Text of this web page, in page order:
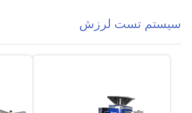
سیستم تست لرزش